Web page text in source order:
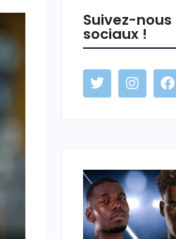
Suivez-
sociaux !